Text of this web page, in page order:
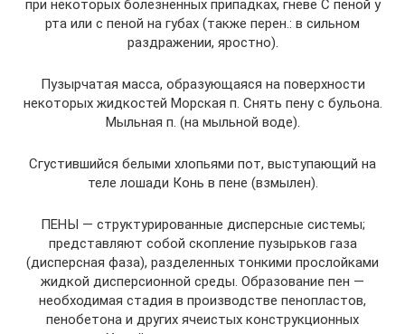
при некоторых болезненных припадках, гневе С пеной у
рта или с пеной на губах (также перен.: в сильном
раздражении, яростно).
Пузырчатая масса, образующаяся на поверхности
некоторых жидкостей Морская п. Снять пену с бульона.
Мыльная п. (на мыльной воде).
Сгустившийся белыми хлопьями пот, выступающий на
теле лошади Конь в пене (взмылен).
ПЕНЫ — структурированные дисперсные системы;
представляют собой скопление пузырьков газа
(дисперсная фаза), разделенных тонкими прослойками
жидкой дисперсионной среды. Образование пен —
необходимая стадия в производстве пенопластов,
пенобетона и других ячеистых конструкционных